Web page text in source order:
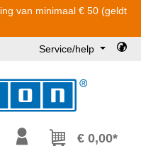
van minimaal € 50 (geldt
Service/help
hebt 0 items op je€ 0,00*